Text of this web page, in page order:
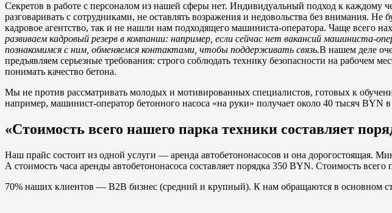
Секретов в работе с персоналом из нашей сферы нет. Индивидуальный подход к каждому
разговаривать с сотрудниками, не оставлять возражения и недовольства без внимания.
кадровое агентство, так и не нашли нам подходящего машиниста-оператора. Чаще всего
развиваем кадровый резерв в компании: например, если сейчас нет вакансий
познакомимся с ним, обменяемся контактами, чтобы поддерживать связь.В нашем деле
предъявляем серьезные требования: строго соблюдать технику безопасности на рабочем
понимать качество бетона.
Мы не против рассматривать молодых и мотивированных специалистов, готовых к
например, машинист-оператор бетонного насоса «на руки» получает около 40 тысяч BYN в
«Стоимость всего нашего парка техники составляет
Наш прайс состоит из одной услуги — аренда автобетононасосов и она дорогостоящая.
А стоимость часа аренды автобетононасоса составляет порядка 350 BYN. Стоимость всего
70% наших клиентов — B2B бизнес (средний и крупный). К нам обращаются в основном